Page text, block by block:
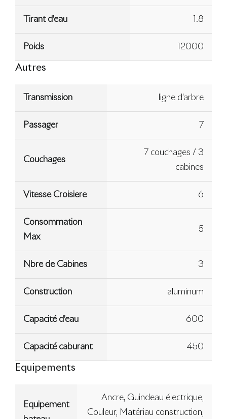
Tirant d’eau 1.8
Poids 12000
Autres
Transmission ligne d’arbre
Passager 7
Couchages
7 couchages / 3
cabines
Vitesse Croisiere 6
Consommation
Max
5
Nbre de Cabines 3
Construction aluminum
Capacité d’eau 600
Capacité caburant 450
Equipements
Equipement
Ancre, Guindeau électrique,
Couleur, Matériau construction,